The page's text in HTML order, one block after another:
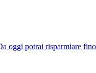
oggi potrai risparmiare fino